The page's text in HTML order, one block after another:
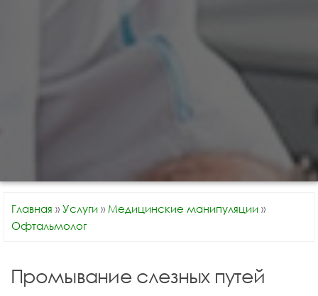
Главная » Услуги » Медицинские манипуляции »
Офтальмолог
Промывание слезных путей